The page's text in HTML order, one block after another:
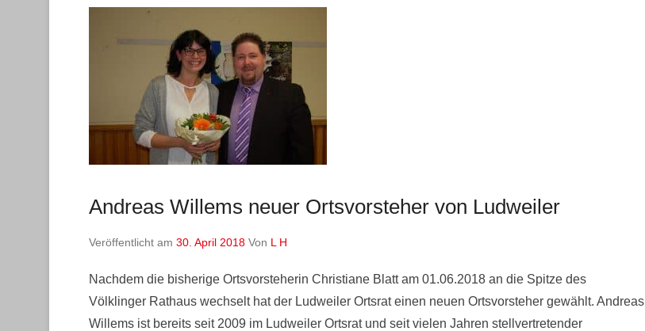
Andreas Willems neuer Ortsvorsteher von Ludweiler
Veröffentlicht am 30. April 2018 Von L H
Nachdem die bisherige Ortsvorsteherin Christiane Blatt am 01.06.2018 an die Spitze des
Völklinger Rathaus wechselt hat der Ludweiler Ortsrat einen neuen Ortsvorsteher gewählt. Andreas
Willems ist bereits seit 2009 im Ludweiler Ortsrat und seit vielen Jahren stellvertretender